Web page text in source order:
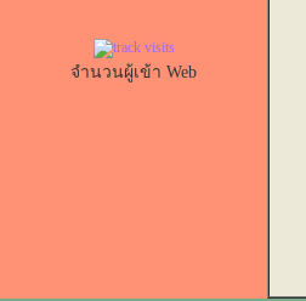
จำนวนผู้เข้า Web